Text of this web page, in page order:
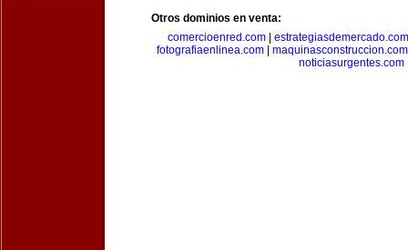
Otros dominios en venta:
comercioenred.com| estrategiasdemercado.com
fotografiaenlinea.com
maquinasconstruccion.com
noticiasurgentes.com